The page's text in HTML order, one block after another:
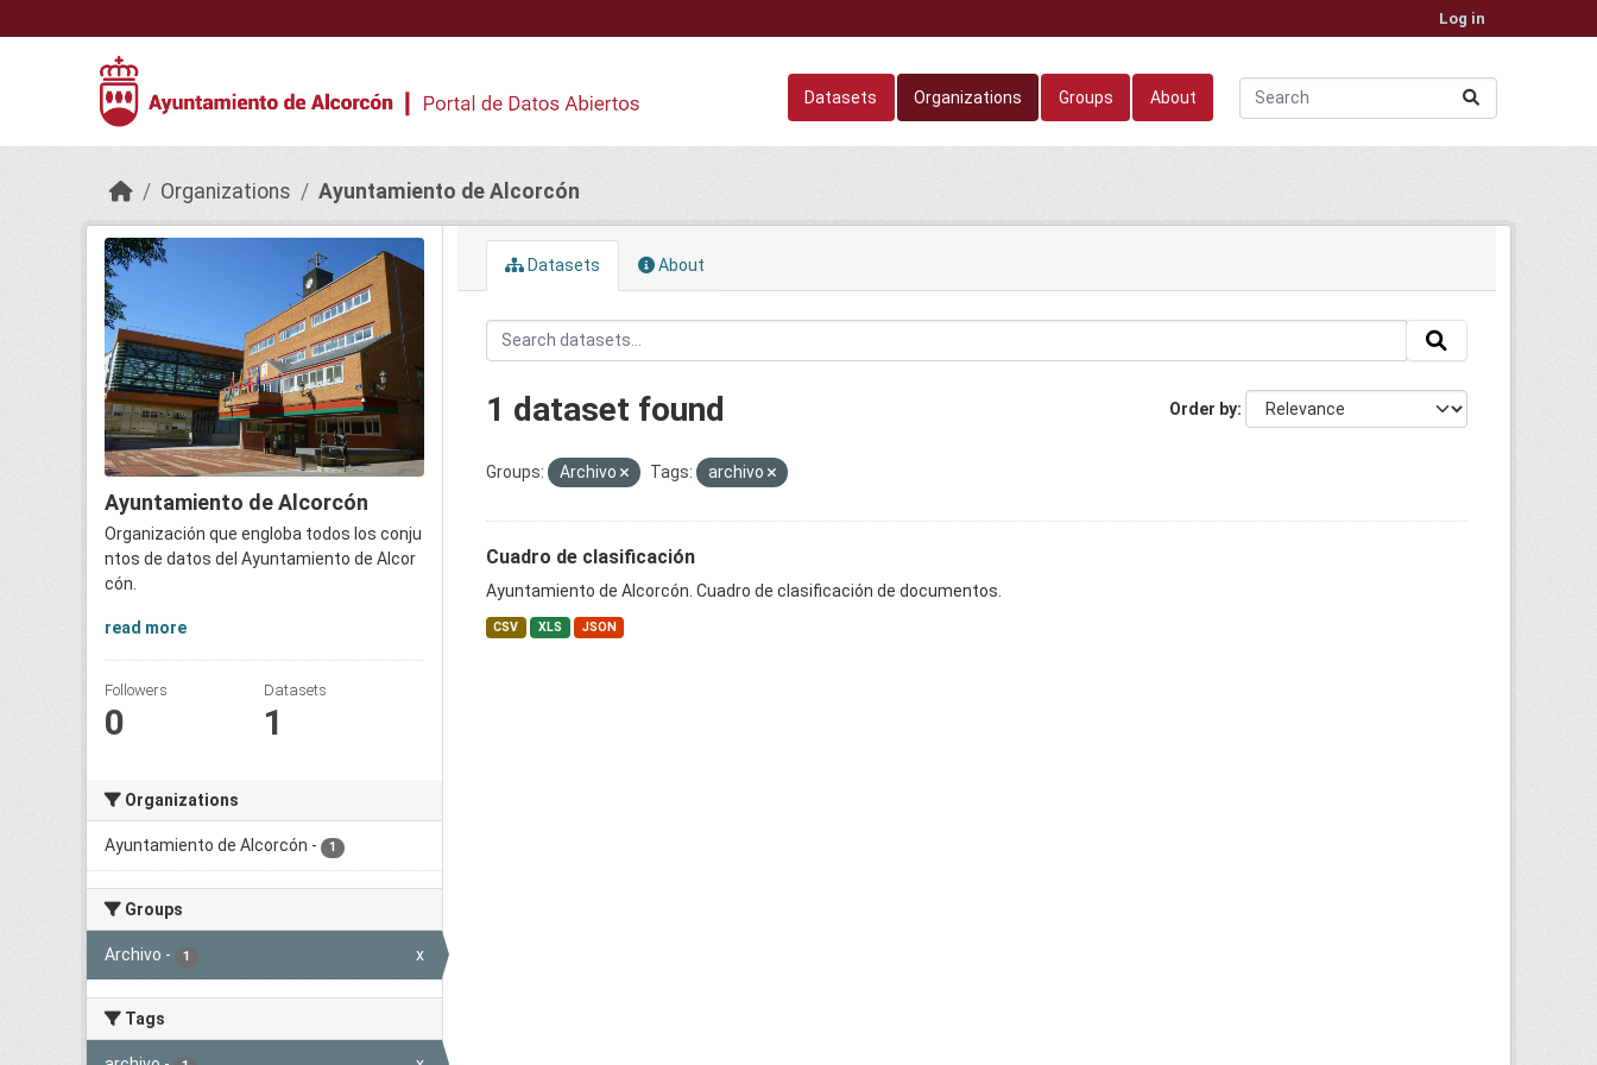
Log in
Datasets Organizations Groups About
Organizations Ayuntamiento de Alcorcón
Ayuntamiento de Alcorcón
Organización que engloba todos los conju
ntos de datos del Ayuntamiento de Alcor
cón.
read more
Followers
0
Datasets
1
Organizations
Ayuntamiento de Alcorcón - 1
Groups
Archivo - 1 x
Tags
Datasets About
Order by
1 dataset found
Groups: Archivo Tags: archivo
Cuadro de clasificación
Ayuntamiento de Alcorcón. Cuadro de clasificación de documentos.
CSV XLS JSON